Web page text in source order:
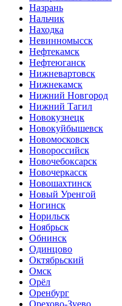
Назрань
Нальчик
Находка
Невинномысск
Нефтекамск
Нефтеюганск
Нижневартовск
Нижнекамск
Нижний Новгород
Нижний Тагил
Новокузнецк
Новокуйбышевск
Новомосковск
Новороссийск
Новочебоксарск
Новочеркасск
Новошахтинск
Новый Уренгой
Ногинск
Норильск
Ноябрьск
Обнинск
Одинцово
Октябрьский
Омск
Орёл
Оренбург
Орехово-Зуево